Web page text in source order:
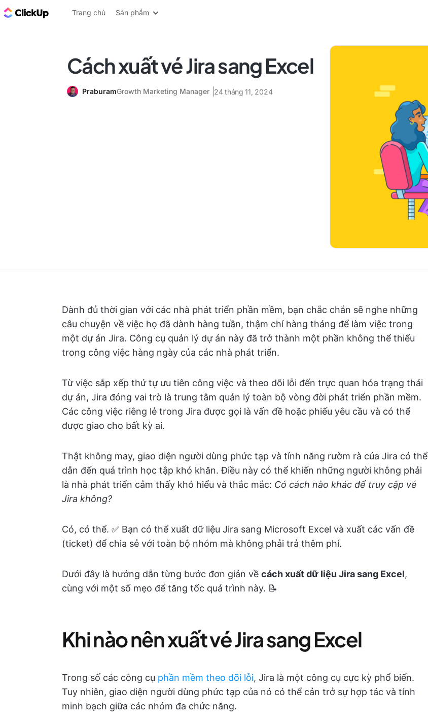
ClickUp Blog
Trang chủ Sản phẩm
Cách xuất vé Jira sang Excel
PraburamGrowth Marketing Manager 24 tháng 11, 2024
Dành đủ thời gian với các nhà phát triển phần mềm, bạn chắc chắn sẽ nghe những
câu chuyện về việc họ đã dành hàng tuần, thậm chí hàng tháng để làm việc trong
một dự án Jira. Công cụ quản lý dự án này đã trở thành một phần không thể thiếu
trong công việc hàng ngày của các nhà phát triển.
Từ việc sắp xếp thứ tự ưu tiên công việc và theo dõi lỗi đến trực quan hóa trạng thái
dự án, Jira đóng vai trò là trung tâm quản lý toàn bộ vòng đời phát triển phần mềm.
Các công việc riêng lẻ trong Jira được gọi là vấn đề hoặc phiếu yêu cầu và có thể
được giao cho bất kỳ ai.
Thật không may, giao diện người dùng phức tạp và tính năng rườm rà của Jira có thể
dẫn đến quá trình học tập khó khăn. Điều này có thể khiến những người không phải
là nhà phát triển cảm thấy khó hiểu và thắc mắc: Có cách nào khác để truy cập vé
Jira không?
Có, có thể. ✅ Bạn có thể xuất dữ liệu Jira sang Microsoft Excel và xuất các vấn đề
(ticket) để chia sẻ với toàn bộ nhóm mà không phải trả thêm phí.
Dưới đây là hướng dẫn từng bước đơn giản về cách xuất dữ liệu Jira sang Excel,
cùng với một số mẹo để tăng tốc quá trình này. 📝
Khi nào nên xuất vé Jira sang Excel
Trong số các công cụ phần mềm theo dõi lỗi, Jira là một công cụ cực kỳ phổ biến.
Tuy nhiên, giao diện người dùng phức tạp của nó có thể cản trở sự hợp tác và tính
minh bạch giữa các nhóm đa chức năng.